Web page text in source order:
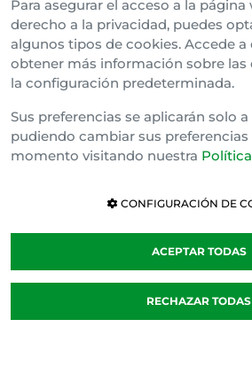
Gipuzko Buru Batzar
Ipar Buru Batzar
Napar Buru Batzar
Política de cookies
Para asegurar el acceso a la
derecho a la privacidad, puedes
algunos tipos de cookies. Accede a
obtener más información sobre las
la configuración predeterminada.
Sus preferencias se aplicarán solo
pudiendo cambiar sus
momento visitando nuestra
CONFIGURACIÓN DE
ACEPTAR TODAS
RECHAZAR TODAS